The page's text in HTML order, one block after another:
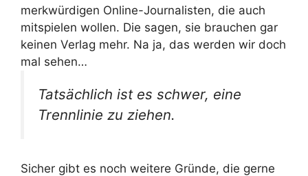
merkwürdigen Online-Journalisten, die auch
mitspielen wollen. Die sagen, sie brauchen gar
keinen Verlag mehr. Na ja, das werden wir doch
mal sehen…
Tatsächlich ist es schwer, eine
Trennlinie zu ziehen.
Sicher gibt es noch weitere Gründe, die gerne